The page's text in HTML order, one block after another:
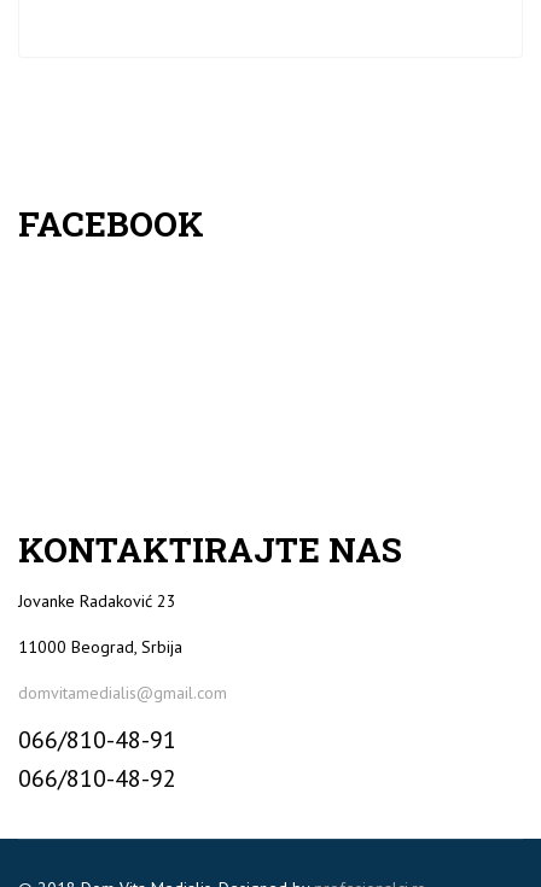
FACEBOOK
KONTAKTIRAJTE NAS
Jovanke Radaković 23
11000 Beograd, Srbija
domvitamedialis@gmail.com
066/810-48-91
066/810-48-92